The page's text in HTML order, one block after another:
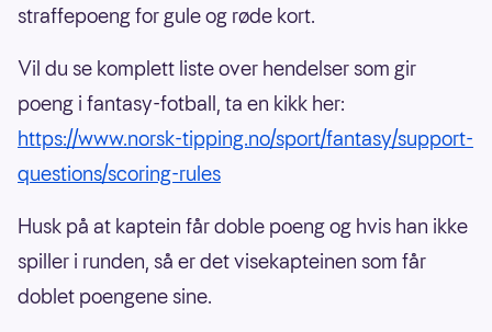
straffepoeng for gule og røde kort.
Vil du se komplett liste over hendelser som gir
poeng i fantasy-fotball, ta en kikk her:
https://www.norsk-tipping.no/sport/fantasy/support-
questions/scoring-rules
Husk på at kaptein får doble poeng og hvis han ikke
spiller i runden, så er det visekapteinen som får
doblet poengene sine.